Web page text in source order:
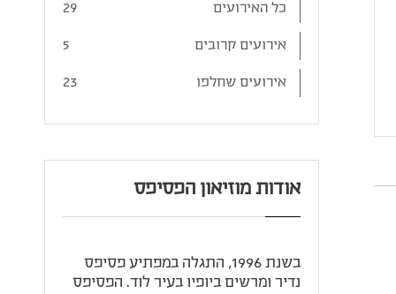
כל האירועים 29
אירועים קרובים 5
אירועים שחלפו 23
אודות מוזיאון הפסיפס
בשנת 1996, התגלה במפתיע פסיפס
נדיר ומרשים ביופיו בעיר לוד. הפסיפס